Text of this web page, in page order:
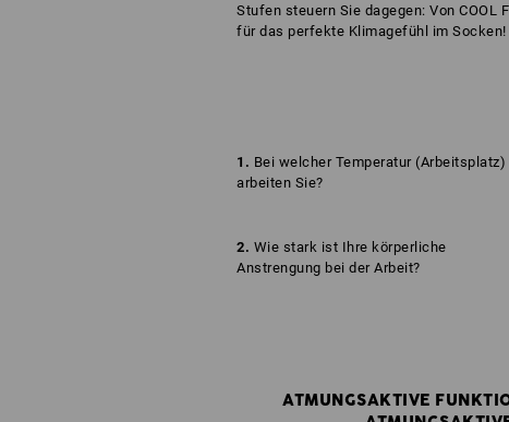
Stufen steuern Sie dagegen: Von COOL
für das perfekte Klimagefühl im Socken!
1. Bei welcher Temperatur (Arbeitsplatz)
arbeiten Sie?
2. Wie stark ist Ihre körperliche
Anstrengung bei der Arbeit?
ATMUNGSAKTIVE